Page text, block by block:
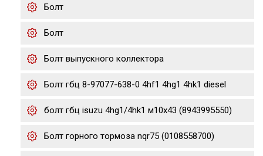
Болт
Болт
Болт выпускного коллектора
Болт гбц 8-97077-638-0 4hf1 4hg1 4hk1 diesel
болт гбц isuzu 4hg1/4hk1 м10х43 (8943995550)
Болт горного тормоза nqr75 (0108558700)